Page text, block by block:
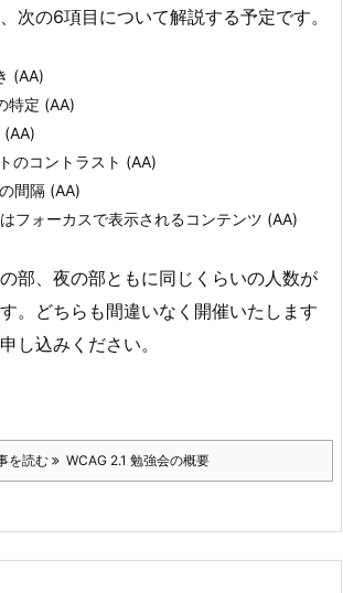
次の6項目について解説する予定です。
(AA)
特定 (AA)
(AA)
のコントラスト (AA)
間隔 (AA)
フォーカスで表示されるコンテンツ (AA)
部、夜の部ともに同じくらいの人数が
。どちらも間違いなく開催いたします
し込みください。
を読む WCAG 2.1 勉強会の概要